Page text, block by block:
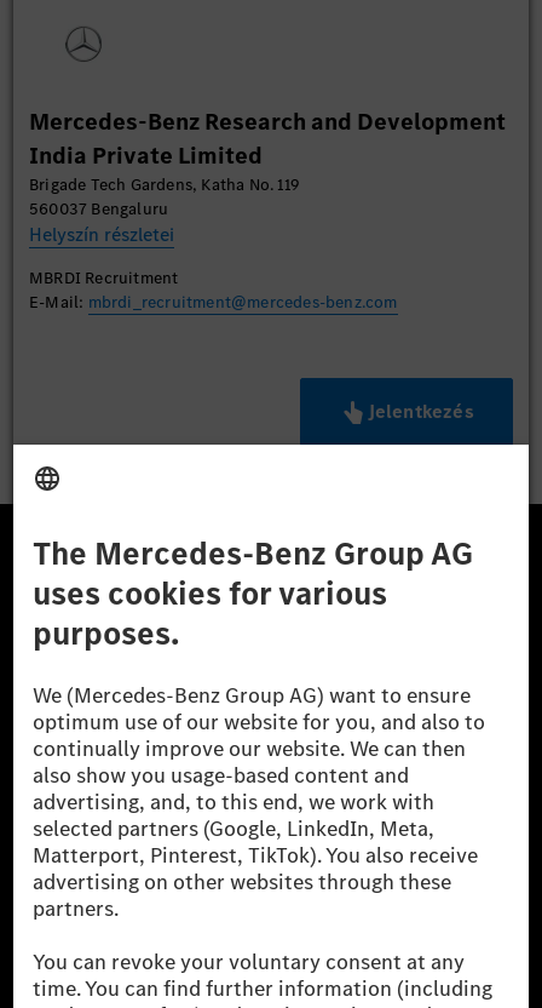
Mercedes-Benz Research and Development
India Private Limited
Brigade Tech Gardens, Katha No. 119
560037 Bengaluru
Helyszín részletei
MBRDI Recruitment
E-Mail: mbrdi_recruitment@mercedes-benz.com
Jelentkezés
A Mercedes-Benz Csoport
A Mercedes-Benz Group AG (korábbi Daimler AG) a
Mercedes-Benz AG-val együtt a prémium és
luxusautók, valamint kishaszonjárművek vezető
globális szállítói vagyunk. A Mercedes-Benz Mobility
AG finanszírozást, lízinget, autó előfizetést és
autókölcsönzést, flottakezelést, digitális
szolgáltatásokat a töltéshez és fizetéshez,
biztosításközvetítést, valamint innovatív mobilitási
szolgáltatásokat kínál.